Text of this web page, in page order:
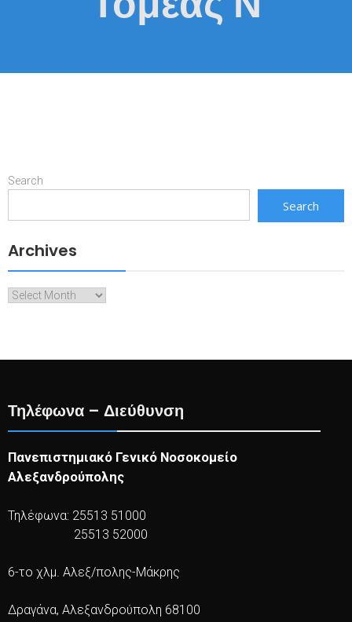
Search
Search
Archives
Archives
Τηλέφωνα – Διεύθυνση
Πανεπιστημιακό Γενικό Νοσοκομείο
Αλεξανδρούπολης
Τηλέφωνα: 25513 51000
25513 52000
6-το χλμ. Αλεξ/πολης-Μάκρης
Δραγάνα, Αλεξανδρούπολη 68100